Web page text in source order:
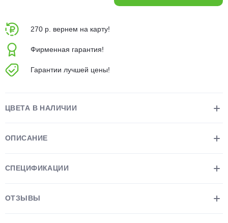
270 р. вернем на карту!
Фирменная гарантия!
Гарантии лучшей цены!
ЦВЕТА В НАЛИЧИИ
ОПИСАНИЕ
СПЕЦИФИКАЦИИ
ОТЗЫВЫ
по25%каждые 2 недели